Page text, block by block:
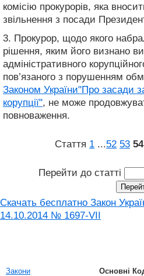
комісію прокурорів, яка
звільнення з посади
3. Прокурор, щодо якого
рішення, яким його визнано
адміністративного
пов’язаного з порушенням
Законом України"Про засади
корупції", не може
повноваження.
Стаття 1 ...52 53 54
Перейти до статті
Скачать бесплатно Закон
14.10.2014 № 1697-VII
Закони
Основні